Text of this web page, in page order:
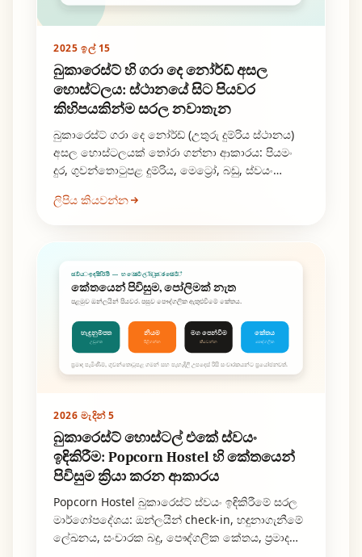
2025 ඉල් 15
බුකාරෙස්ට් හි ගරා දෙ නෝර්ඩ් අසල
හොස්ටලය: ස්ථානයේ සිට පියවර
කිහිපයකින්ම සරල නවාතැන
බුකාරෙස්ට් ගරා දෙ නෝර්ඩ් (උතුරු දුම්රිය ස්ථානය)
අසල හොස්ටලයක් තෝරා ගන්නා ආකාරය: පියමං
දුර, ගුවන්තොටුපළ දුම්රිය, මෙට්‍රෝ, බඩු, ස්වයං
ලිපිය කියවන්න
ස්වයං ඉඳිකිරීම — හොස්ටල් බුකාරෙස්ට්
කේතයෙන් පිවිසුම, පෝලිමක් නැත
පළමුව ඔන්ලයින් පියවර. පසුව පෞද්ගලික ඇතුළුවීමේ කේතය.
හැඳුනුම්පත
උඩුගත
නියම
පිළිගන්න
මග පෙන්වීම
කියවන්න
කේතය
පෞද්ගලික
ප්‍රමාද පැමිණීම්, ගුවන්තොටුපළ ගමන් සහ පැහැදිලි උපදෙස් රිසි සංචාරකයන්ට ප්‍රයෝජනවත්.
2026 මැදින් 5
බුකාරෙස්ට් හොස්ටල් එකේ ස්වයං
ඉඳිකිරීම: Popcorn Hostel හි කේතයෙන්
පිවිසුම ක්‍රියා කරන ආකාරය
Popcorn Hostel බුකාරෙස්ට් ස්වයං ඉඳිකිරීමේ සරල
මාර්ගෝපදේශය: ඔන්ලයින් check-in, හඳුනාගැනීමේ
ලේඛනය, සංචාරක බදු, පෞද්ගලික කේතය, ප්‍රමාද